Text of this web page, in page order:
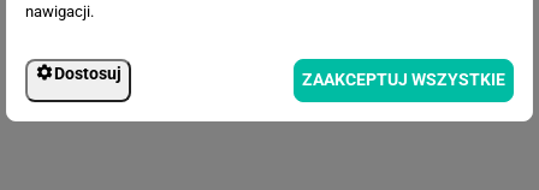
nawigacji.
Dostosuj ZAAKCEPTUJ WSZYSTKIE